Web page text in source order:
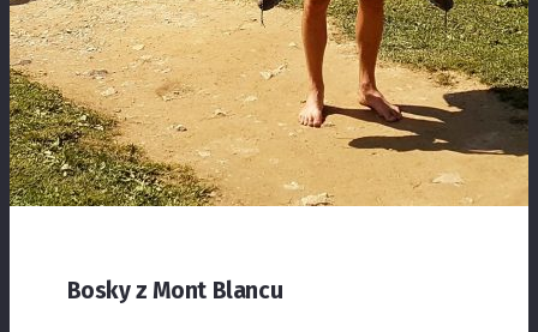
Bosky z Mont Blancu